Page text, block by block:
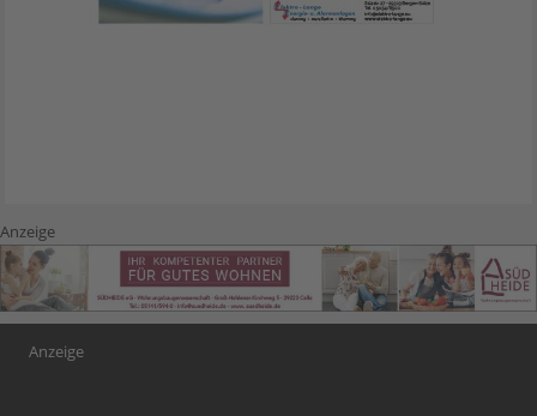
Anzeige
Anzeige